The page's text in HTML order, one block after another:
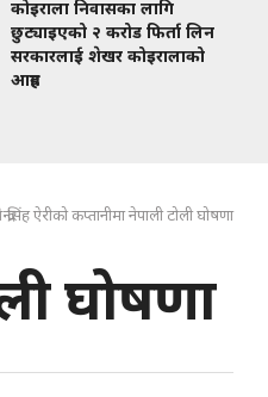
कोइराला निवासका लागि
छुट्याइएको २ करोड फिर्ता लिन
सरकारलाई शेखर कोइरालाको
आग्रह
ऐरीको कप्तानीमा नेपाली टोली घोषणा
घोषणा